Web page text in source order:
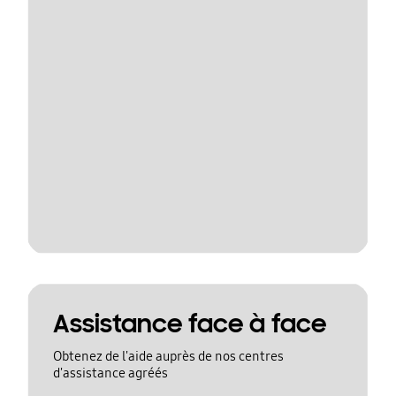
Assistance face à face
Obtenez de l'aide auprès de nos centres
d'assistance agréés